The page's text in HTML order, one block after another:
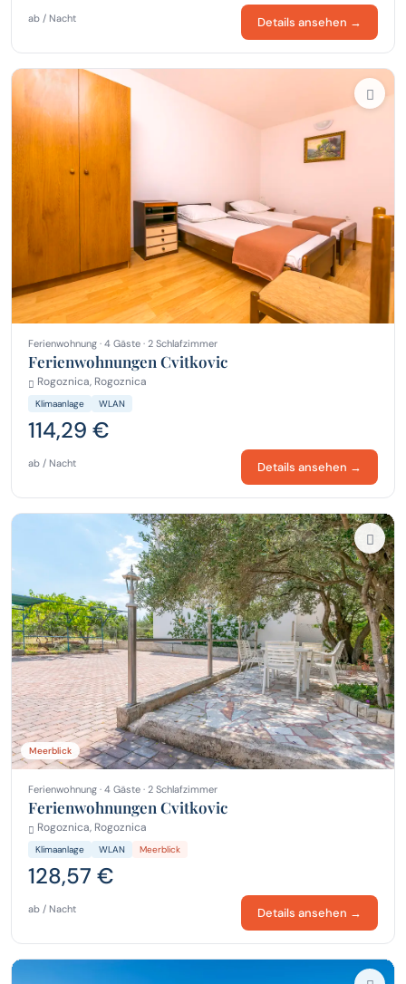
ab / Nacht Details ansehen →
Ferienwohnung · 4 Gäste · 2 Schlafzimmer
Ferienwohnungen Cvitkovic
Rogoznica, Rogoznica
Klimaanlage WLAN
114,29 €
ab / Nacht Details ansehen →
Meerblick
Ferienwohnung · 4 Gäste · 2 Schlafzimmer
Ferienwohnungen Cvitkovic
Rogoznica, Rogoznica
Klimaanlage WLAN Meerblick
128,57 €
ab / Nacht Details ansehen →